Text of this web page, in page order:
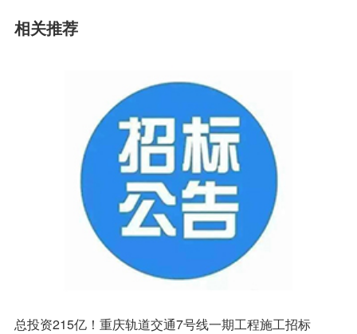
相关推荐
总投资215亿！重庆轨道交通7号线一期工程施工招标